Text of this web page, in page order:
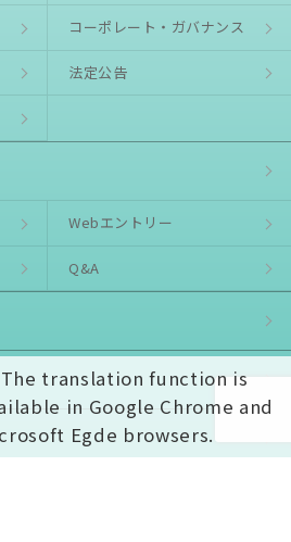
The translation function is
in Google Chrome and
Egde browsers.
コーポレート・ガバナンス
法定公告
Webエントリー
Q&A